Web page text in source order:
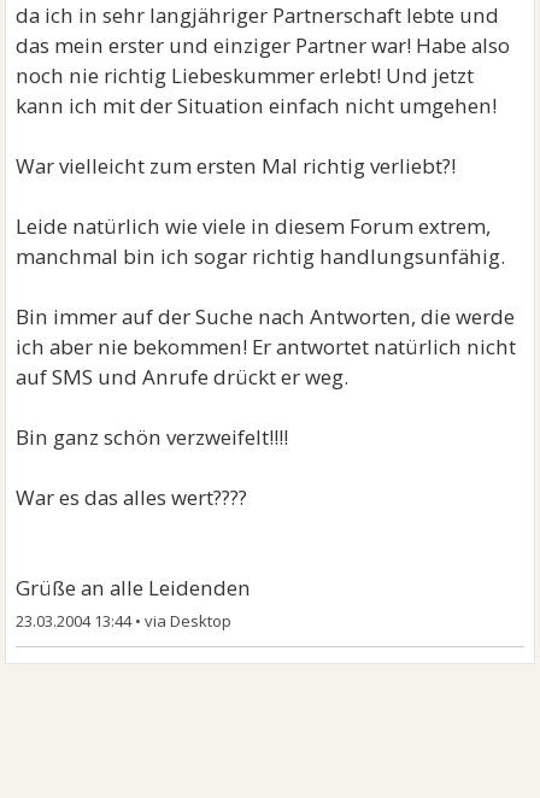
da ich in sehr langjähriger Partnerschaft lebte und
das mein erster und einziger Partner war! Habe also
noch nie richtig Liebeskummer erlebt! Und jetzt
kann ich mit der Situation einfach nicht umgehen!
War vielleicht zum ersten Mal richtig verliebt?!
Leide natürlich wie viele in diesem Forum extrem,
manchmal bin ich sogar richtig handlungsunfähig.
Bin immer auf der Suche nach Antworten, die werde
ich aber nie bekommen! Er antwortet natürlich nicht
auf SMS und Anrufe drückt er weg.
Bin ganz schön verzweifelt!!!!
War es das alles wert????
Grüße an alle Leidenden
23.03.2004 13:44•